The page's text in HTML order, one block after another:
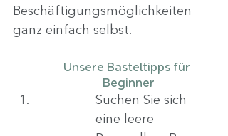
Beschäftigungsmöglichkeiten
ganz einfach selbst.
Unsere Basteltipps für
Beginner
Suchen Sie sich
eine leere